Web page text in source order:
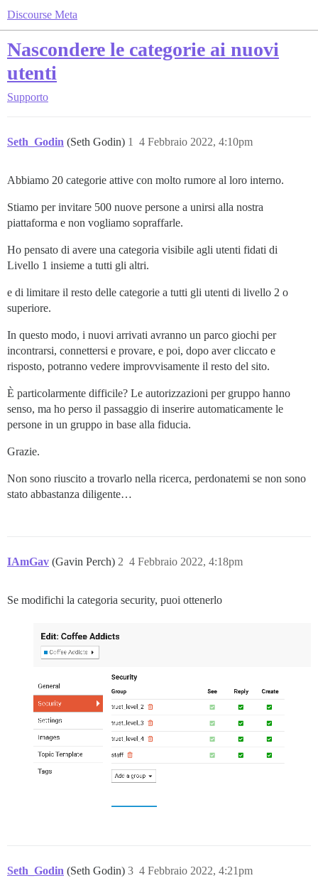
Discourse Meta
Nascondere le categorie ai nuovi
utenti
Supporto
Seth_Godin (Seth Godin) 4 Febbraio 2022, 4:10pm
1
Abbiamo 20 categorie attive con molto rumore al loro interno.
Stiamo per invitare 500 nuove persone a unirsi alla nostra
piattaforma e non vogliamo sopraffarle.
Ho pensato di avere una categoria visibile agli utenti fidati di
Livello 1 insieme a tutti gli altri.
e di limitare il resto delle categorie a tutti gli utenti di livello 2 o
superiore.
In questo modo, i nuovi arrivati avranno un parco giochi per
incontrarsi, connettersi e provare, e poi, dopo aver cliccato e
risposto, potranno vedere improvvisamente il resto del sito.
È particolarmente difficile? Le autorizzazioni per gruppo hanno
senso, ma ho perso il passaggio di inserire automaticamente le
persone in un gruppo in base alla fiducia.
Grazie.
Non sono riuscito a trovarlo nella ricerca, perdonatemi se non sono
stato abbastanza diligente…
IAmGav (Gavin Perch) 4 Febbraio 2022, 4:18pm
2
Se modifichi la categoria security, puoi ottenerlo
Seth_Godin (Seth Godin) 4 Febbraio 2022, 4:21pm
3